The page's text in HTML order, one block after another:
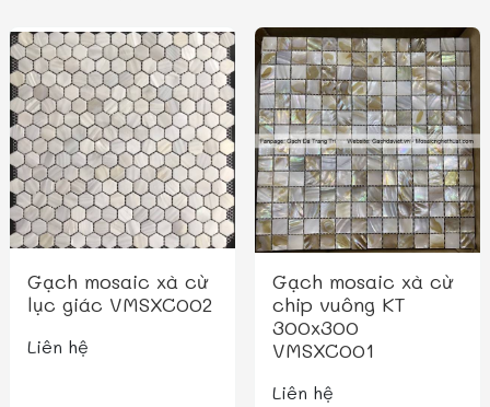
Gạch mosaic xà cừ
lục giác VMSXC002
Liên hệ
Gạch mosaic xà cừ
chip vuông KT
300x300
VMSXC001
Liên hệ